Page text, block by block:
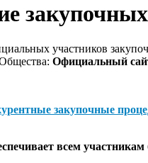
участников
Официальный
закупочные
всем участникам